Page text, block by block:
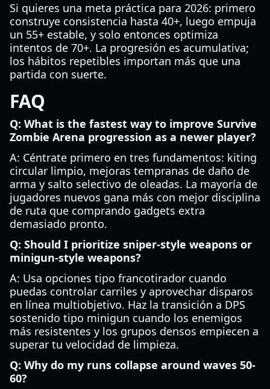
Si quieres una meta práctica para 2026: primero
construye consistencia hasta 40+, luego empuja
un 55+ estable, y solo entonces optimiza
intentos de 70+. La progresión es acumulativa;
los hábitos repetibles importan más que una
partida con suerte.
FAQ
Q: What is the fastest way to improve Survive
Zombie Arena progression as a newer player?
A: Céntrate primero en tres fundamentos: kiting
circular limpio, mejoras tempranas de daño de
arma y salto selectivo de oleadas. La mayoría de
jugadores nuevos gana más con mejor disciplina
de ruta que comprando gadgets extra
demasiado pronto.
Q: Should I prioritize sniper-style weapons or
minigun-style weapons?
A: Usa opciones tipo francotirador cuando
puedas controlar carriles y aprovechar disparos
en línea multiobjetivo. Haz la transición a DPS
sostenido tipo minigun cuando los enemigos
más resistentes y los grupos densos empiecen a
superar tu velocidad de limpieza.
Q: Why do my runs collapse around waves 50-
60?